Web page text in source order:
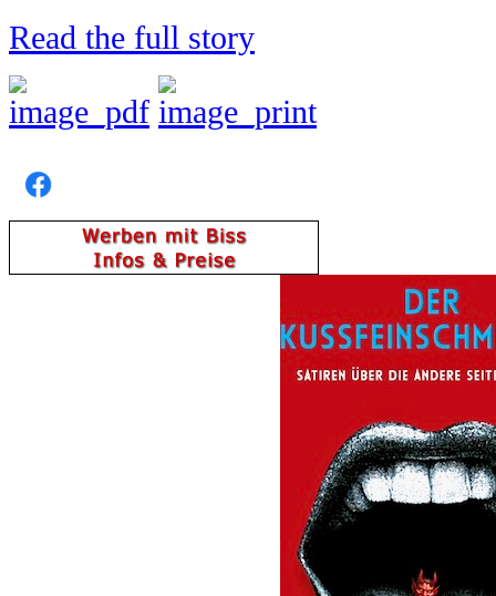
Read the full story